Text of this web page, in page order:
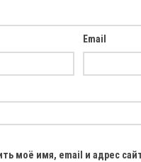
Email
моё имя, email и адрес